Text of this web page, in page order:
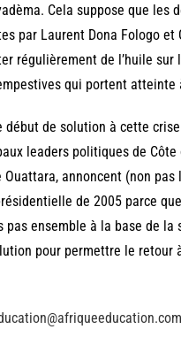
Cela suppose que
par Laurent Dona Fologo et
régulièrement de l’huile
qui portent atteinte
début de solution à cette
leaders politiques de Côte
Ouattara, annoncent (non
de 2005 parce
pas ensemble à la base de
pour permettre le retour